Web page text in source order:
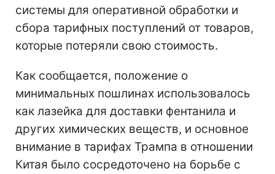
системы для оперативной обработки и
сбора тарифных поступлений от товаров,
которые потеряли свою стоимость.
Как сообщается, положение о
минимальных пошлинах использовалось
как лазейка для доставки фентанила и
других химических веществ, и основное
внимание в тарифах Трампа в отношении
Китая было сосредоточено на борьбе с